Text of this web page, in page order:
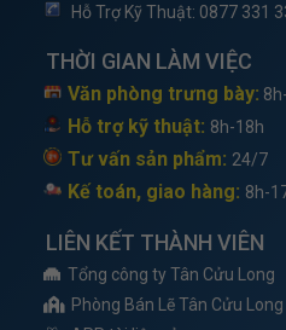
Hỗ Trợ Kỹ Thuật: 0877 331
THỜI GIAN LÀM VIỆC
Văn phòng trưng bày:
Hỗ trợ kỹ thuật: 8h-18h
Tư vấn sản phẩm: 24/7
Kế toán, giao hàng: 8h-
LIÊN KẾT THÀNH VIÊN
Tổng công ty Tân Cửu Long
Phòng Bán Lẽ Tân Cửu Long